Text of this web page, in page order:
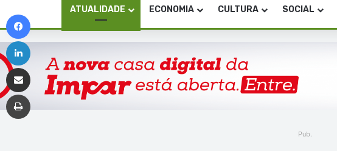
ATUALIDADE ECONOMIA CULTURA SOCIAL
Pub.
Linkedin
Imprimir